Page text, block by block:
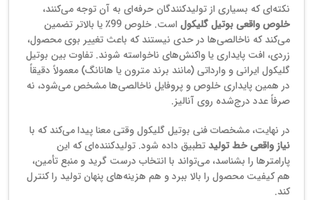
نکته‌ای که بسیاری از تولیدکنندگان حرفه‌ای به آن توجه می‌کنند،
خلوص واقعی بوتیل گلیکول
است. خلوص 99٪ یا بالاتر تضمین
می‌کند که ناخالصی‌ها در حدی نیستند که باعث تغییر بوی محصول،
زردی، افت پایداری یا واکنش‌های ناخواسته شوند. تفاوت بین بوتیل
گلیکول ایرانی و وارداتی (مانند برند مترون یا هانانگ) معمولاً دقیقاً
در همین پایداری خلوص و پروفایل ناخالصی‌ها مشخص می‌شود، نه
صرفاً عدد درج‌شده روی آنالیز.
در نهایت، مشخصات فنی بوتیل گلیکول وقتی معنا پیدا می‌کند که با
نیاز واقعی خط تولیدتطبیق داده شود. تولیدکننده‌ای که این
پارامترها را بشناسد، می‌تواند با انتخاب درست گرید و منبع تأمین،
هم کیفیت محصول را بالا ببرد و هم هزینه‌های پنهان تولید را کنترل
کند.